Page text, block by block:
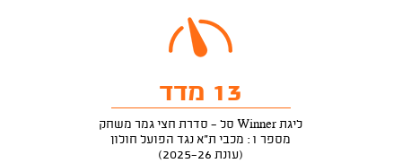
13 מדד
ליגת Winner סל - סדרת חצי גמר משחק
מספר 1: מכבי ת"א נגד הפועל חולון
(עונת 2025-26)